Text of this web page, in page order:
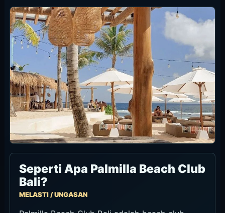
Seperti Apa Palmilla Beach Club
Bali?
MELASTI / UNGASAN